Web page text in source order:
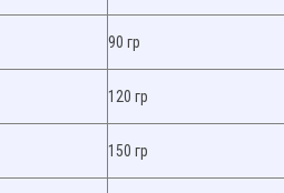
90 гр
120 гр
150 гр